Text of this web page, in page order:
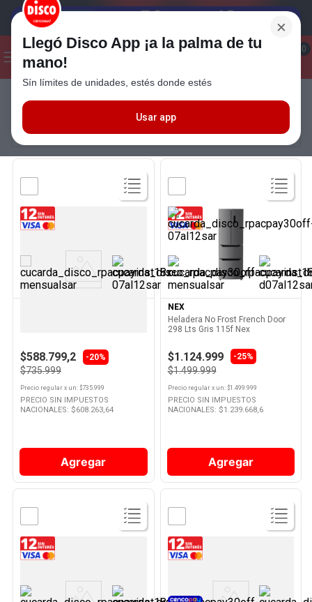
¡Hola! ¿Qué estas buscando? 0
Seleccioná el método de entrega
×
Llegó Disco App ¡a la palma de tu
mano!
Sín límites de unidades, estés donde estés
Usar app
Ver
Producto
$588.799,2 -20%
$735.999
Precio regular x un: $735.999
PRECIO SIN IMPUESTOS
NACIONALES: $608.263,64
Agregar
Ver
Producto
NEX
Heladera No Frost French Door
298 Lts Gris 115f Nex
$1.124.999 -25%
$1.499.999
Precio regularx un: $1.499.999
PRECIO SIN IMPUESTOS
NACIONALES: $1.239.668,6
Agregar
Producto
Producto
5.
Cerveza
8.
Fideos